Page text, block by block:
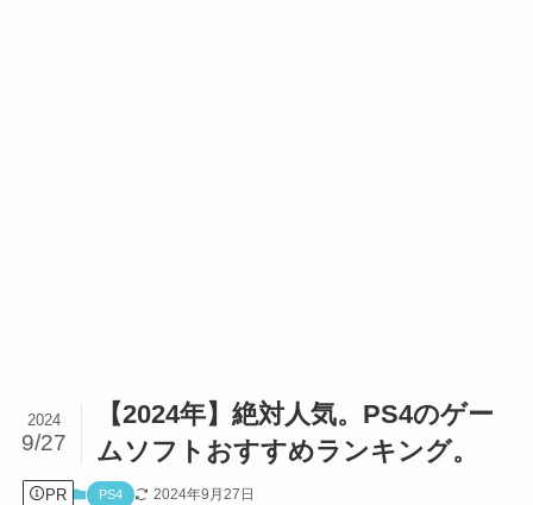
【2024年】絶対人気。PS4のゲー
ムソフトおすすめランキング。
2024
9/27
PR PS4 2024年9月27日